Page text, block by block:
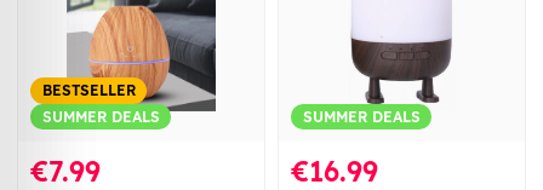
BESTSELLER
SUMMER DEALS
€7.99
SUMMER DEALS
€16.99